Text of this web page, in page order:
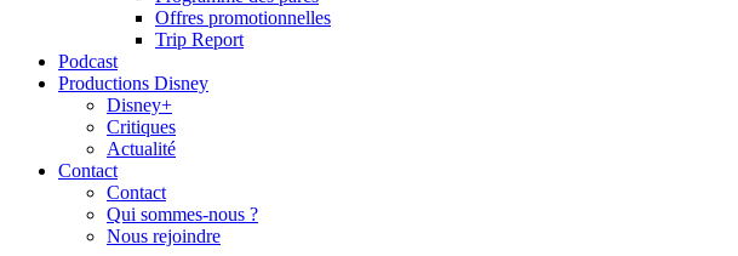
Offres promotionnelles
Trip Report
Podcast
Productions Disney
Disney+
Critiques
Actualité
Contact
Contact
Qui sommes-nous ?
Nous rejoindre